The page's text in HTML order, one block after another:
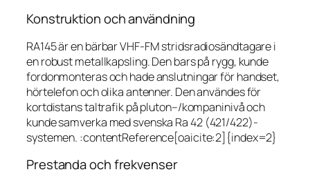
Konstruktion och användning
RA145 är en bärbar VHF-FM stridsradiosändtagare i
en robust metallkapsling. Den bars på rygg, kunde
fordonmonteras och hade anslutningar för handset,
hörtelefon och olika antenner. Den användes för
kortdistans taltrafik på pluton–/kompaninivå och
kunde samverka med svenska Ra 42 (421/422)-
systemen. :contentReference[oaicite:2]{index=2}
Prestanda och frekvenser